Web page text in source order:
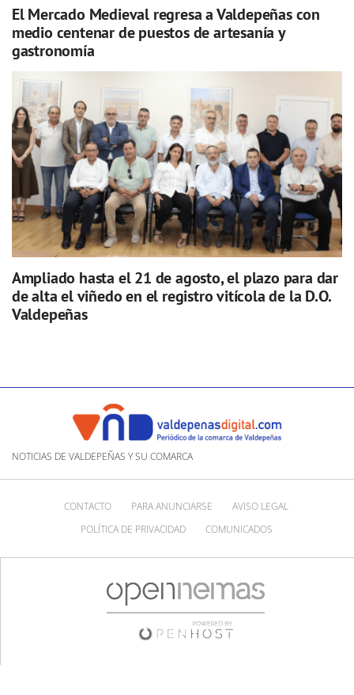
El Mercado Medieval regresa a Valdepeñas con
medio centenar de puestos de artesanía y
gastronomía
Ampliado hasta el 21 de agosto, el plazo para dar
de alta el viñedo en el registro vitícola de la D.O.
Valdepeñas
NOTICIAS DE VALDEPEÑAS Y SU COMARCA
CONTACTO PARA ANUNCIARSE
AVISO LEGAL
POLÍTICA DE PRIVACIDAD
COMUNICADOS